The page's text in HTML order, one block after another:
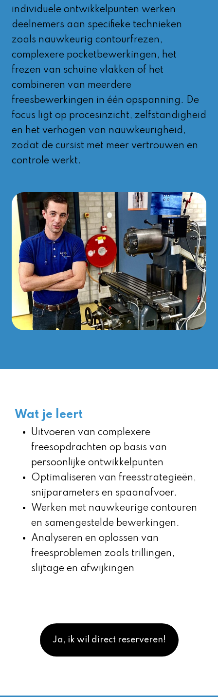
individuele ontwikkelpunten werken
deelnemers aan specifieke technieken
zoals nauwkeurig contourfrezen,
complexere pocketbewerkingen, het
frezen van schuine vlakken of het
combineren van meerdere
freesbewerkingen in één opspanning. De
focus ligt op procesinzicht, zelfstandigheid
en het verhogen van nauwkeurigheid,
zodat de cursist met meer vertrouwen en
controle werkt.
Wat je leert
Uitvoeren van complexere
freesopdrachten op basis van
persoonlijke ontwikkelpunten
Optimaliseren van freesstrategieën,
snijparameters en spaanafvoer.
Werken met nauwkeurige contouren
en samengestelde bewerkingen.
Analyseren en oplossen van
freesproblemen zoals trillingen,
slijtage en afwijkingen
Ja, ik wil direct reserveren!